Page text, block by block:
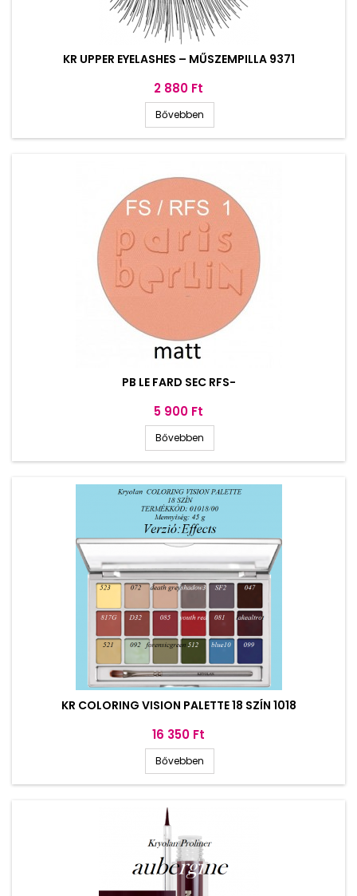
KR UPPER EYELASHES – MŰSZEMPILLA 9371
Ár
2 880 Ft
Bővebben
PB LE FARD SEC RFS-
Ár
5 900 Ft
Bővebben
KR COLORING VISION PALETTE 18 SZÍN 1018
Ár
16 350 Ft
Bővebben